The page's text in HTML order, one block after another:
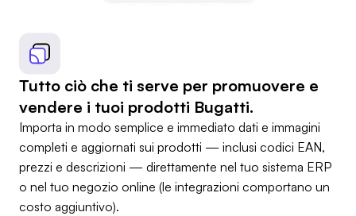
Tutto ciò che ti serve per promuovere e
vendere i tuoi prodotti Bugatti.
Importa in modo semplice e immediato dati e immagini
completi e aggiornati sui prodotti — inclusi codici EAN,
prezzi e descrizioni — direttamente nel tuo sistema ERP
o nel tuo negozio online (le integrazioni comportano un
costo aggiuntivo).